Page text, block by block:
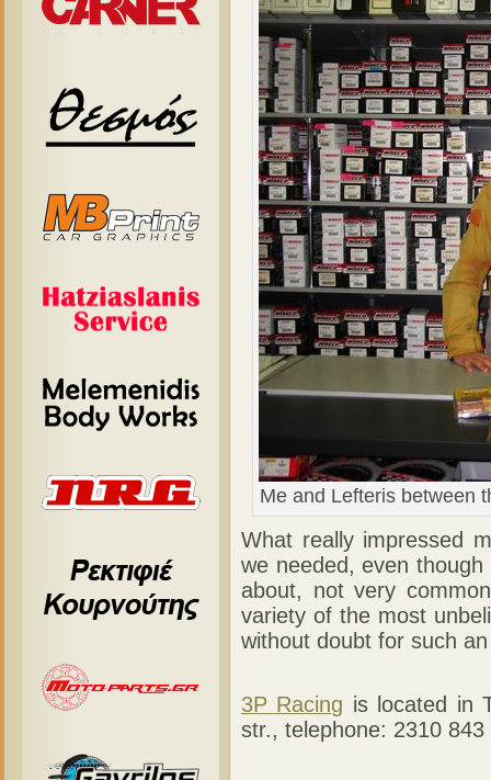
Me and Lefteris between
What really impressed
we needed, even
about, not very
variety of the most
without doubt for such
3P Racing is located in
str., telephone: 2310